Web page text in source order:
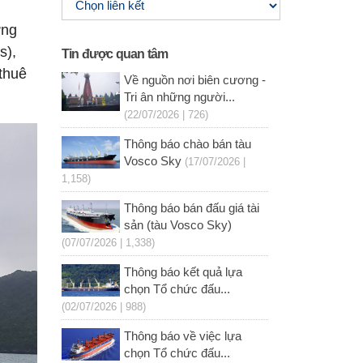
Tin được quan tâm
Về nguồn nơi biên cương -
Tri ân những người...
(22/07/2026 | 726)
Thông báo chào bán tàu
Vosco Sky (17/07/2026 |
1,158)
Thông báo bán đấu giá tài
sản (tàu Vosco Sky)
(07/07/2026 | 1,338)
Thông báo kết quả lựa
chọn Tổ chức đấu...
(02/07/2026 | 988)
Thông báo về việc lựa
chọn Tổ chức đấu...